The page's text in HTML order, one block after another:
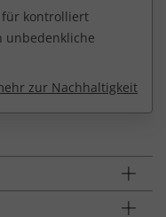
für kontrolliert
unbedenkliche
zur Nachhaltigkeit